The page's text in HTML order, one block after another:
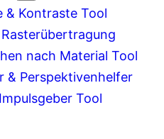
& Kontraste Tool
nach Material Tool
& Perspektivenhelfer
Tool